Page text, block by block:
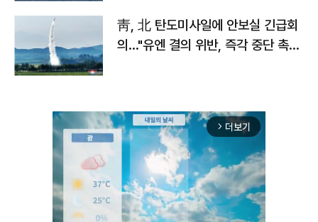
靑, 北 탄도미사일에 안보실 긴급회
의…"유엔 결의 위반, 즉각 중단 촉
arrow_forward_ios 더보기